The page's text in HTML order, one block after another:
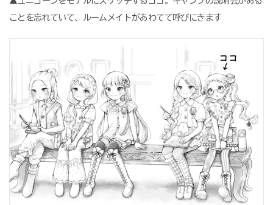
ことを忘れていて、ルームメイトがあわてて呼びにきます